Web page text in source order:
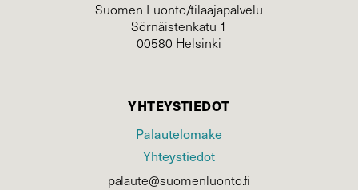
Suomen Luonto/tilaajapalvelu
Sörnäistenkatu 1
00580 Helsinki
YHTEYSTIEDOT
Palautelomake
Yhteystiedot
palaute@suomenluonto.fi